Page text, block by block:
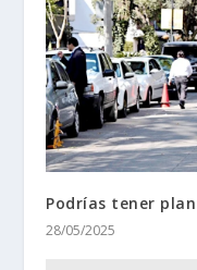
Podrías tener
28/05/2025